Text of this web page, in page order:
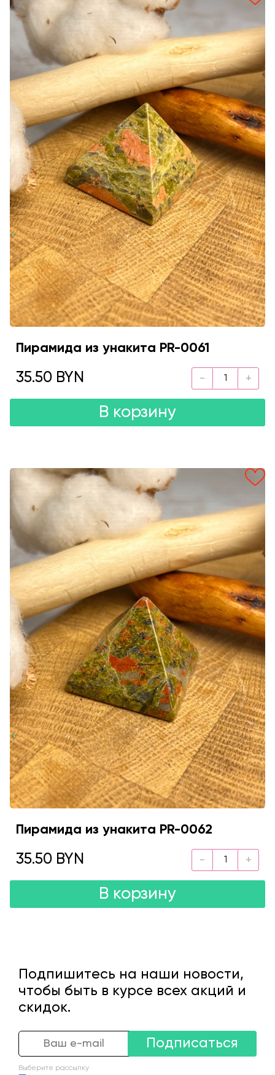
Пирамида из унакита PR-0061
35.50 BYN
В корзину
Пирамида из унакита PR-0062
35.50 BYN
В корзину
Подпишитесь на наши новости,
чтобы быть в курсе всех акций и
скидок.
Подписаться
Выберите рассылку